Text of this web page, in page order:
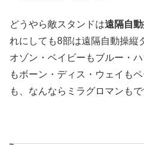
どうやら敵スタンドは遠隔自
れにしても8部は遠隔自動操縦
オゾン・ベイビーもブルー・
もボーン・ディス・ウェイも
も、なんならミラグロマンもで